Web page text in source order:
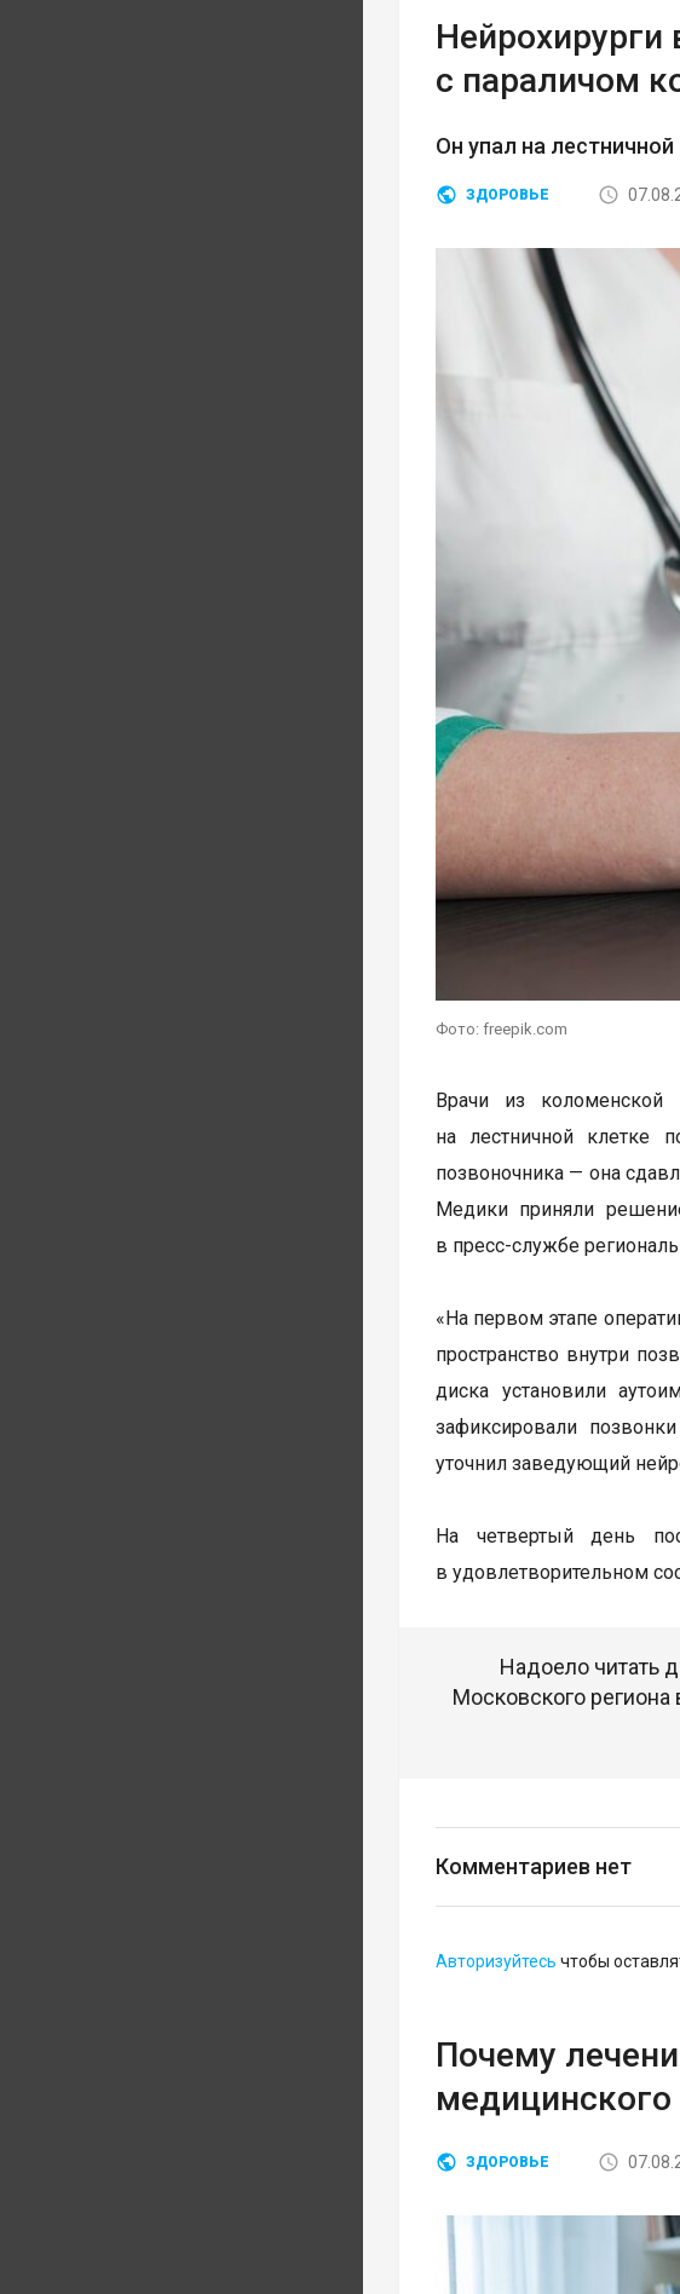
с параличом
Он упал на
ЗДОРОВЬЕ
Фото: freepik.com
Врачи из коломенской
на лестничной клетке
позвоночника — она
Медики приняли
в пресс-службе
«На первом этапе
пространство внутри
диска установили
зафиксировали
уточнил заведующий
На четвертый день
в удовлетворительном
Надоело читать
Московского
Комментариев нет
Авторизуйтесь чтобы
Почему
ЗДОРОВЬЕ